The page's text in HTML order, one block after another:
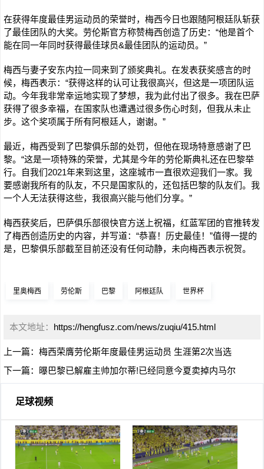
在获得年度最佳男运动员的荣誉时，梅西今日也跟随阿根廷队斩获
了最佳团队的大奖。劳伦斯官方称赞梅西创造了历史：“他是首个
能在同一年同时获得最佳球员&最佳团队的运动员。”
梅西与妻子安东内拉一同来到了颁奖典礼。在发表获奖感言的时
候，梅西表示：“获得这样的认可让我很高兴，但这是一项团队运
动。今年我非常幸运地实现了梦想，我为此付出了很多。我在巴萨
获得了很多幸福，在国家队也遭遇过很多伤心时刻，但我从未止
步。这个奖项属于所有阿根廷人，谢谢。”
最近，梅西受到了巴黎俱乐部的处罚，但他在现场特意感谢了巴
黎。“这是一项特殊的荣誉，尤其是今年的劳伦斯典礼还在巴黎举
行。自我们2021年来到这里，这座城市一直很欢迎我们一家。我
要感谢我所有的队友，不只是国家队的，还包括巴黎的队友们。我
一个人无法获得这些，我很高兴能与他们分享。”
梅西获奖后，巴萨俱乐部很快官方送上祝福，红蓝军团的官推转发
了梅西创造历史的内容，并写道：“恭喜！历史最佳！”值得一提的
是，巴黎俱乐部截至目前还没有任何动静，未向梅西表示祝贺。
里奥梅西 劳伦斯 巴黎 阿根廷队 世界杯
本文地址： https://hengfusz.com/news/zuqiu/415.html
上一篇： 梅西荣膺劳伦斯年度最佳男运动员 生涯第2次当选
下一篇：
曝巴黎已解雇主帅加尔蒂!已经同意今夏卖掉内马尔
足球视频